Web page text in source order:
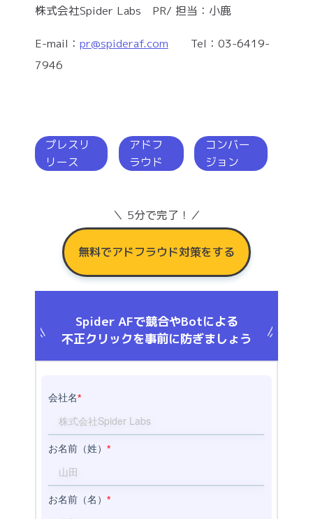
株式会社Spider Labs PR/ 担当：小鹿
E-mail： pr@spideraf.com Tel：03-6419-
7946
プレスリ
リース
アドフ
ラウド
コンバー
ジョン
＼ 5分で完了！／
無料でアドフラウド対策をする
Spider AFで競合やBotによる
不正クリックを事前に防ぎましょう